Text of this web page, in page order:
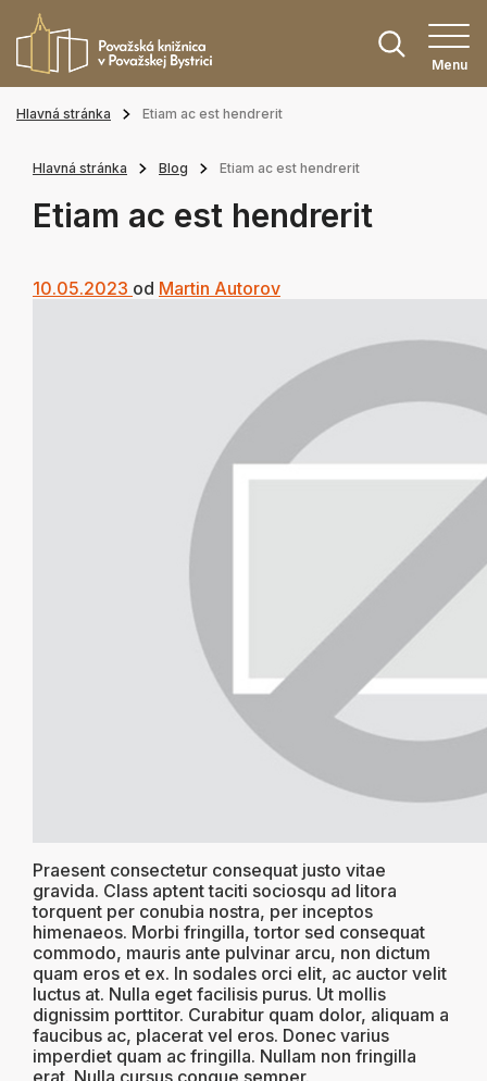
Menu
Hlavná stránka Etiam ac est hendrerit
Hlavná stránka Blog Etiam ac est hendrerit
Etiam ac est hendrerit
10.05.2023 od Martin Autorov
Praesent consectetur consequat justo vitae
gravida. Class aptent taciti sociosqu ad litora
torquent per conubia nostra, per inceptos
himenaeos. Morbi fringilla, tortor sed consequat
commodo, mauris ante pulvinar arcu, non dictum
quam eros et ex. In sodales orci elit, ac auctor velit
luctus at. Nulla eget facilisis purus. Ut mollis
dignissim porttitor. Curabitur quam dolor, aliquam a
faucibus ac, placerat vel eros. Donec varius
imperdiet quam ac fringilla. Nullam non fringilla
erat. Nulla cursus congue semper.